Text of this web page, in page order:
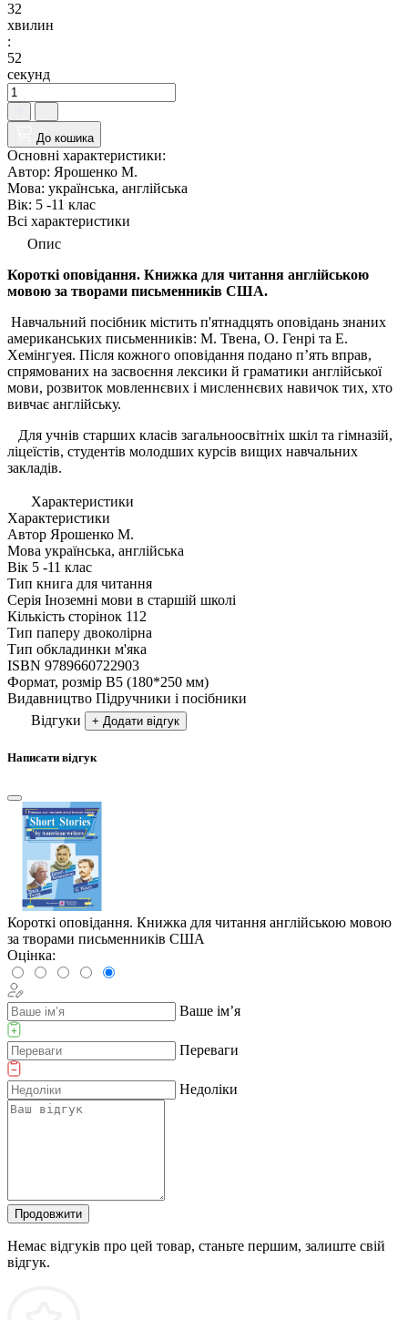
32
хвилин
:
51
секунд
До кошика
Основні характеристики:
Автор: Ярошенко М.
Мова: українська, англійська
Вік: 5 -11 клас
Всі характеристики
Опис
Короткі оповідання. Книжка для читання англійською
мовою за творами письменників CША.
Навчальний посібник містить п'ятнадцять оповідань знаних
американських письменників: М. Твена, О. Генрі та Е.
Хемінгуея. Після кожного оповідання подано п’ять вправ,
спрямованих на засвоєння лексики й граматики англійської
мови, розвиток мовленнєвих і мисленнєвих навичок тих, хто
вивчає англійську.
Для учнів старших класів загальноосвітніх шкіл та гімназій,
ліцеїстів, студентів молодших курсів вищих навчальних
закладів.
Характеристики
Характеристики
Автор Ярошенко М.
Мова українська, англійська
Вік 5 -11 клас
Тип книга для читання
Серія Іноземні мови в старшій школі
Кількість сторінок 112
Тип паперу двоколірна
Тип обкладинки м'яка
ISBN 9789660722903
Формат, розмір В5 (180*250 мм)
Видавництво Підручники і посібники
Відгуки
+ Додати відгук
Написати відгук
Короткі оповідання. Книжка для читання англійською мовою
за творами письменників CША
Оцінка:
Ваше ім’я
Переваги
Недоліки
Продовжити
Немає відгуків про цей товар, станьте першим, залиште свій
відгук.